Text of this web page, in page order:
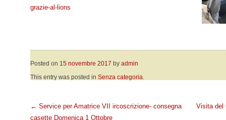
grazie-al-lions
Posted on 15 novembre 2017 by admin
This entry was posted in Senza categoria.
Post navigation
← Service per Amatrice VII ircoscrizione- consegna
casette Domenica 1 Ottobre
Visita del